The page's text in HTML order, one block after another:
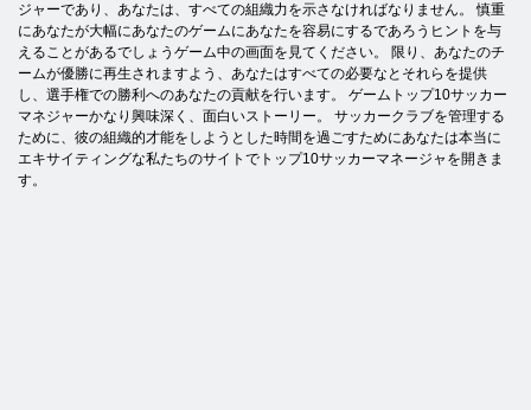
ジャーであり、あなたは、すべての組織力を示さなければなりません。 慎重
にあなたが大幅にあなたのゲームにあなたを容易にするであろうヒントを与
えることがあるでしょうゲーム中の画面を見てください。 限り、あなたのチ
ームが優勝に再生されますよう、あなたはすべての必要なとそれらを提供
し、選手権での勝利へのあなたの貢献を行います。 ゲームトップ10サッカー
マネジャーかなり興味深く、面白いストーリー。 サッカークラブを管理する
ために、彼の組織的才能をしようとした時間を過ごすためにあなたは本当に
エキサイティングな私たちのサイトでトップ10サッカーマネージャを開きま
す。